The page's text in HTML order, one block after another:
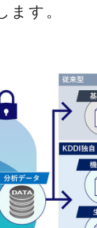
ます。